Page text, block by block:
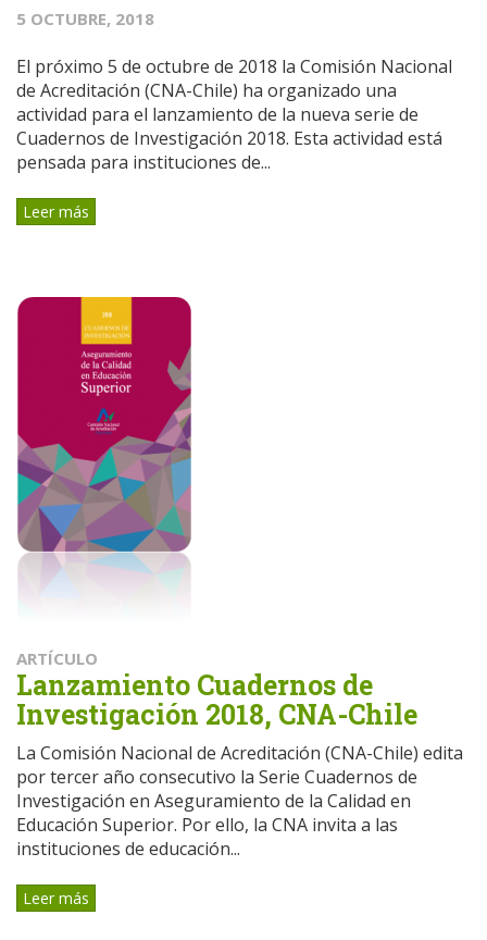
5 OCTUBRE, 2018
El próximo 5 de octubre de 2018 la Comisión Nacional
de Acreditación (CNA-Chile) ha organizado una
actividad para el lanzamiento de la nueva serie de
Cuadernos de Investigación 2018. Esta actividad está
pensada para instituciones de...
Leer más
ARTÍCULO
Lanzamiento Cuadernos de
Investigación 2018, CNA-Chile
La Comisión Nacional de Acreditación (CNA-Chile) edita
por tercer año consecutivo la Serie Cuadernos de
Investigación en Aseguramiento de la Calidad en
Educación Superior. Por ello, la CNA invita a las
instituciones de educación...
Leer más